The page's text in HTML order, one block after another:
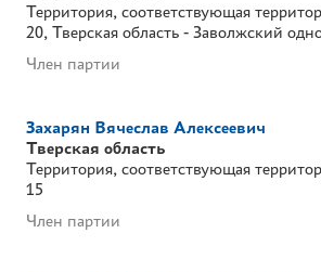
Территория, соответствующая
20 Тверская область - Заволжский
Член партии
Захарян Вячеслав Алексеевич
Тверская область
Территория, соответствующая
15
Член партии